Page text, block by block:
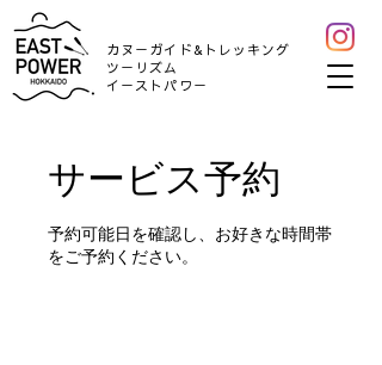
カヌーガイド&トレッキング
ツーリズム
​イーストパワー
サービス予約
予約可能日を確認し、お好きな時間帯
をご予約ください。